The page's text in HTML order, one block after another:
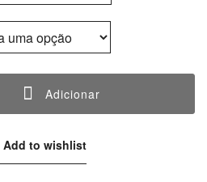
Adicionar
Add to wishlist